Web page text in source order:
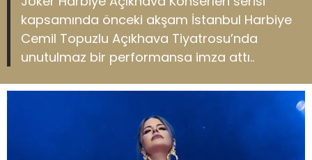
kapsamında önceki akşam İstanbul Harbiye
Cemil Topuzlu Açıkhava Tiyatrosu’nda
unutulmaz bir performansa imza attı..